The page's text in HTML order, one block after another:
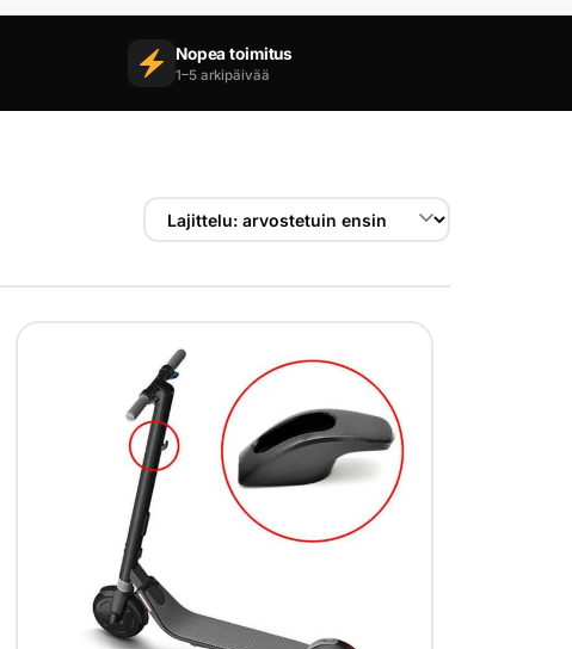
Nopea toimitus
1–5 arkipäivää